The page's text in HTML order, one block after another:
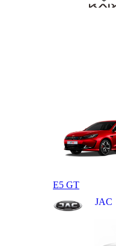
E5 GT
JAC